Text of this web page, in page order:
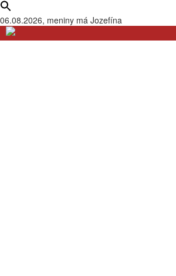
06.08.2026, meniny má Jozefína